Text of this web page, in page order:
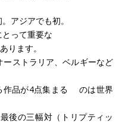
アジアでも初。
って重要な
ります。
ーストラリア、ベルギーなど
作品が4点集まる のは世界
後の三幅対（トリプティッ